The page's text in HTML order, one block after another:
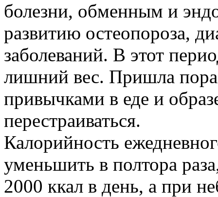
болезни, обменным и
развитию остеопороза,
заболеваний. В этот
лишний вес. Пришла пора
привычками в еде и
перестраиваться.
Калорийность
уменьшить в полтора
2000 ккал в день, а при